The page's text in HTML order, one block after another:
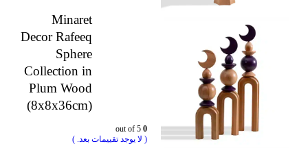
Minaret
Decor Rafeeq
Sphere
Collection in
Plum Wood
(8x8x36cm)
0
( لا يوجد تقييمات بعد. )